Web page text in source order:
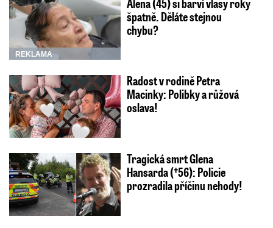
REKLAMA
špatně. Děláte stejnou
chybu?
Radost v rodině Petra
Macinky: Polibky a růžová
oslava!
Tragická smrt Glena
Hansarda (†56): Policie
prozradila příčinu nehody!